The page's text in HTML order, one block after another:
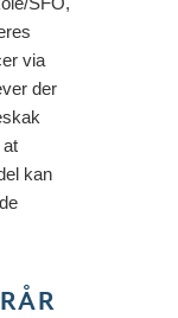
via
der
kan